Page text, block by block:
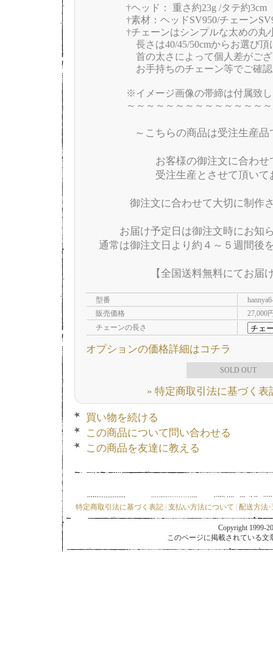
†ヘッド： 重さ約23g /タテ約3cm
†素材：ヘッドSV950/チェーン
†チェーンはシンプルな太めの丸
長さは40/45/50cmからお選び頂
首の太さによって個人差がござ
お手持ちのチェーン等でご確認
※イメージ画像の帯締は付属致
～～～～～～～～～～～～～～
～こちらの商品は受注生産
お客様の御注文に合わせ
受注生産とさせて頂いて
御注文に合わせて大切に制作
お届け予定日は御注文時にお知
通常は御注文日より約４～５週間後
【全国送料無料にてお届
型番
販売価格
27,000
チェーンの長さ
オプションの価格詳細はコチラ
SOLD OUT
» 特定商取引法に基づく表
買い物を続ける
この商品について問い合わせる
この商品を友達に教える
特定商取引法に基づく表記 支払い方法について 配送方法
Copyright 1999-
このページに掲載されている